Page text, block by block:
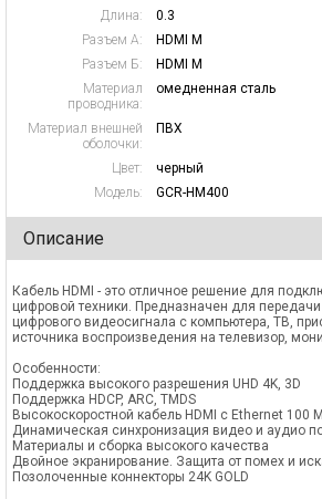
Длина:
0.3
Разъем А:
HDMI M
Разъем Б:
HDMI M
Материал
проводника:
омедненная сталь
Материал внешней
оболочки:
ПВХ
Цвет:
черный
Модель:
GCR-HM400
Описание
Кабель HDMI - это отличное решение для
цифровой техники. Предназначен для
цифрового видеосигнала с компьютера, ТВ,
источника воспроизведения на телевизор,
Особенности:
Поддержка высокого разрешения UHD 4K, 3D
Поддержка HDCP, ARC, TMDS
Высокоскоростной кабель HDMI с Ethernet 100
Динамическая синхронизация видео и аудио
Материалы и сборка высокого качества
Двойное экранирование. Защита от помех и
Позолоченные коннекторы 24K GOLD